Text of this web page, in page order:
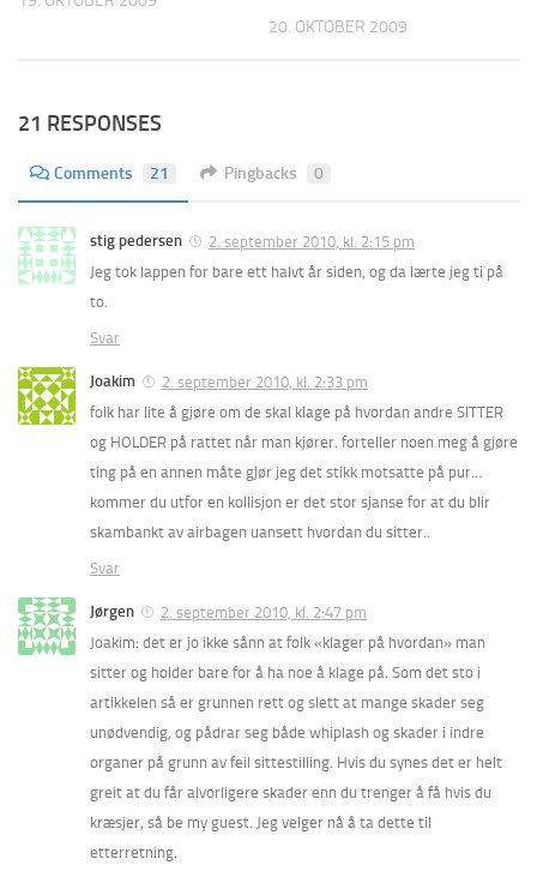
20. OKTOBER 2009
21 RESPONSES
Comments 21 Pingbacks 0
stig pedersen
2. september 2010, kl. 2:15 pm
Jeg tok lappen for bare ett halvt år siden, og da lærte jeg ti på
to.
Svar
Joakim
2. september 2010, kl. 2:33 pm
folk har lite å gjøre om de skal klage på hvordan andre SITTER
og HOLDER på rattet når man kjører. forteller noen meg å gjøre
ting på en annen måte gjør jeg det stikk motsatte på pur…
kommer du utfor en kollisjon er det stor sjanse for at du blir
skambankt av airbagen uansett hvordan du sitter..
Svar
Jørgen
2. september 2010, kl. 2:47 pm
Joakim: det er jo ikke sånn at folk «klager på hvordan» man
sitter og holder bare for å ha noe å klage på. Som det sto i
artikkelen så er grunnen rett og slett at mange skader seg
unødvendig, og pådrar seg både whiplash og skader i indre
organer på grunn av feil sittestilling. Hvis du synes det er helt
greit at du får alvorligere skader enn du trenger å få hvis du
kræsjer, så be my guest. Jeg velger nå å ta dette til
etterretning.